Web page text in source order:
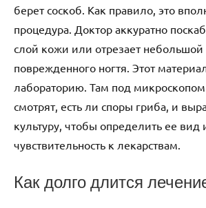
берет соскоб. Как правило, это
процедура. Доктор аккуратно
слой кожи или отрезает небольшой
поврежденного ногтя. Этот
лабораторию. Там под
смотрят, есть ли споры гриба, и
культуру, чтобы определить ее вид
чувствительность к лекарствам.
Как долго длится